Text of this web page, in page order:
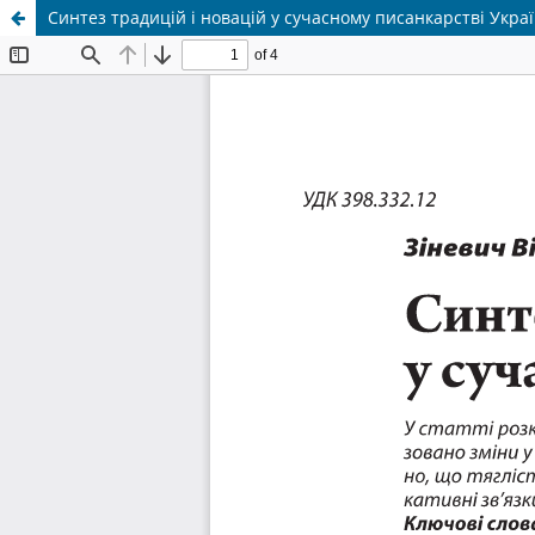
Синтез традицій і новацій у сучасному писанкарстві